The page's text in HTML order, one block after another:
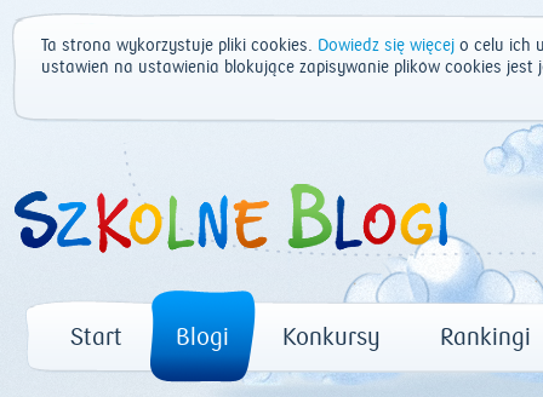
Ta strona wykorzystuje pliki cookies. Dowiedz się więcej o celu ich
ustawień na ustawienia blokujące zapisywanie plików cookies
Start Blogi Konkursy Rankingi